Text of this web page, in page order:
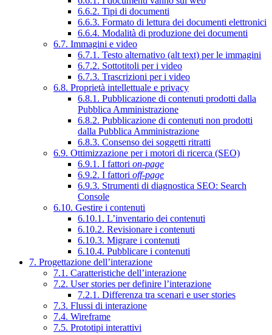
6.6.2. Tipi di documenti
6.6.3. Formato di lettura dei documenti elettronici
6.6.4. Modalità di produzione dei documenti
6.7. Immagini e video
6.7.1. Testo alternativo (alt text) per le immagini
6.7.2. Sottotitoli per i video
6.7.3. Trascrizioni per i video
6.8. Proprietà intellettuale e privacy
6.8.1. Pubblicazione di contenuti prodotti dalla
Pubblica Amministrazione
6.8.2. Pubblicazione di contenuti non prodotti
dalla Pubblica Amministrazione
6.8.3. Consenso dei soggetti ritratti
6.9. Ottimizzazione per i motori di ricerca (SEO)
6.9.1. I fattori on-page
6.9.2. I fattori off-page
6.9.3. Strumenti di diagnostica SEO: Search
Console
6.10. Gestire i contenuti
6.10.1. L’inventario dei contenuti
6.10.2. Revisionare i contenuti
6.10.3. Migrare i contenuti
6.10.4. Pubblicare i contenuti
7. Progettazione dell’interazione
7.1. Caratteristiche dell’interazione
7.2. User stories per definire l’interazione
7.2.1. Differenza tra scenari e user stories
7.3. Flussi di interazione
7.4. Wireframe
7.5. Prototipi interattivi